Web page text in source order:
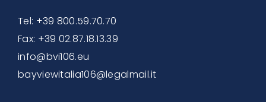
Tel: +39 800.59.70.70
Fax: +39 02.87.18.13.39
info@bvi106.eu
bayviewitalia106@legalmail.it